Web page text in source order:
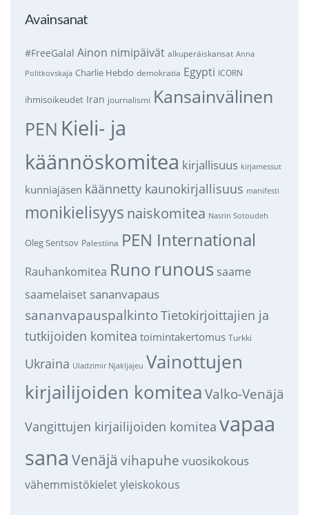
Avainsanat
#FreeGalal Ainon nimipäivät alkuperäiskansat Anna
Politkovskaja Charlie Hebdo demokratia Egypti ICORN
ihmisoikeudet Iran journalismi Kansainvälinen
PEN Kieli- ja
käännöskomitea kirjallisuus kirjamessut
kunniajäsen käännetty kaunokirjallisuus manifesti
monikielisyys naiskomitea Nasrin Sotoudeh
Oleg Sentsov Palestiina PEN International
Rauhankomitea Runo runous saame
saamelaiset sananvapaus
sananvapauspalkintoTietokirjoittajien ja
tutkijoiden komitea toimintakertomus Turkki
Ukraina Uladzimir Njakljajeu Vainottujen
kirjailijoiden komitea Valko-Venäjä
Vangittujen kirjailijoiden komitea vapaa
sana Venäjä vihapuhe vuosikokous
vähemmistökieletyleiskokous